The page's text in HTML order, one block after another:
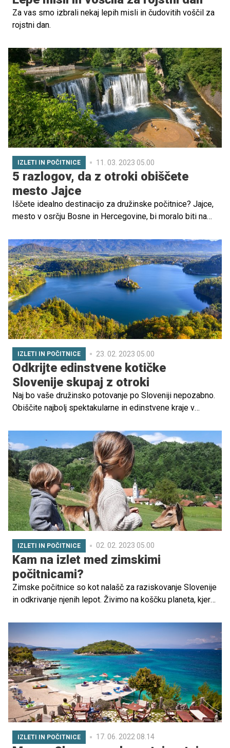
Za vas smo izbrali nekaj lepih misli in čudovitih voščil za
rojstni dan.
IZLETI IN POČITNICE 11. 03. 2023 05.00
5 razlogov, da z otroki obiščete
mesto Jajce
Iščete idealno destinacijo za družinske počitnice? Jajce,
mesto v osrčju Bosne in Hercegovine, bi moralo biti na
rade obiščejo to mesto.
IZLETI IN POČITNICE 23. 02. 2023 05.00
Odkrijte edinstvene kotičke
Slovenije skupaj z otroki
Naj bo vaše družinsko potovanje po Sloveniji nepozabno.
Obiščite najbolj spektakularne in edinstvene kraje v
Pripravite se na razburljivo pustolovščino ter
spoznavanje naše kulture in naravnih lepot.
IZLETI IN POČITNICE 02. 02. 2023 05.00
Kam na izlet med zimskimi
počitnicami?
Zimske počitnice so kot nalašč za raziskovanje Slovenije
in odkrivanje njenih lepot. Živimo na koščku planeta, kjer
romantiko morske obale. In vmes med obema
možnostma pestro izbiro dogodivščin, aktivnosti in
zabave za vso družino. Za vas smo zbrali nekaj idej, kako
lahko izkoristite čas zimskih počitnic in preživite
pustolovski dan s svojimi najdražjimi.
IZLETI IN POČITNICE 17. 06. 2022 08.14